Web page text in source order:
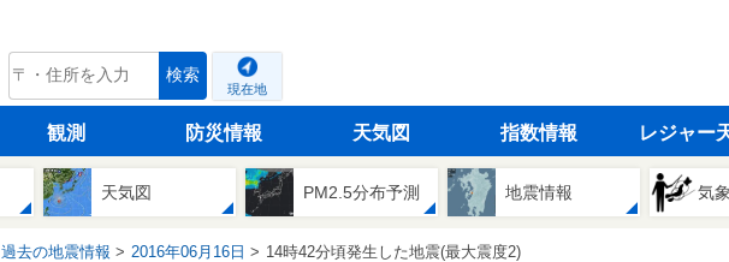
tenki.jp 検索
現在地
観測 防災情報 天気図 指数情報 レジャー
天気図 PM2.5分布予測 地震情報 気
過去の地震情報 2016年06月16日 14時42分頃発生した地震(最大震度2)